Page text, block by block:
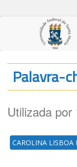
Palavra-
Utilizada
CAROLINA LISBOA